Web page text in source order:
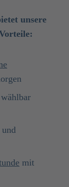
unsere
mit